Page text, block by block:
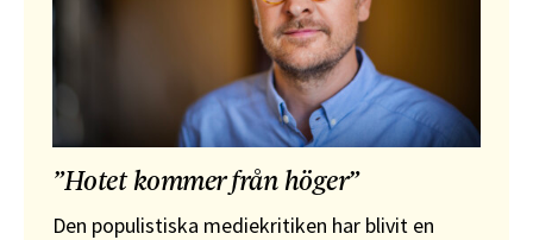
”Hotet kommer från höger”
Den populistiska mediekritiken har blivit en